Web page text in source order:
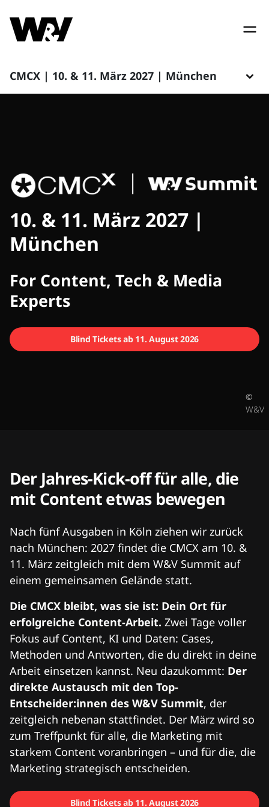
CMCX | 10. & 11. März 2027 | München
CMCX
10. & 11. März 2027 |
München
For Content, Tech & Media
Experts
Blind Tickets ab 11. August 2026
©
W&V
Der Jahres-Kick-off für alle, die
mit Content etwas bewegen
Nach fünf Ausgaben in Köln ziehen wir zurück
nach München: 2027 findet die CMCX am 10. &
11. März zeitgleich mit dem W&V Summit auf
einem gemeinsamen Gelände statt.
Die CMCX bleibt, was sie ist: Dein Ort für
erfolgreiche Content-Arbeit. Zwei Tage voller
Fokus auf Content, KI und Daten: Cases,
Methoden und Antworten, die du direkt in deine
Arbeit einsetzen kannst. Neu dazukommt: Der
direkte Austausch mit den Top-
Entscheider:innen des W&V Summit, der
zeitgleich nebenan stattfindet. Der März wird so
zum Treffpunkt für alle, die Marketing mit
starkem Content voranbringen – und für die, die
Marketing strategisch entscheiden.
Blind Tickets ab 11. August 2026